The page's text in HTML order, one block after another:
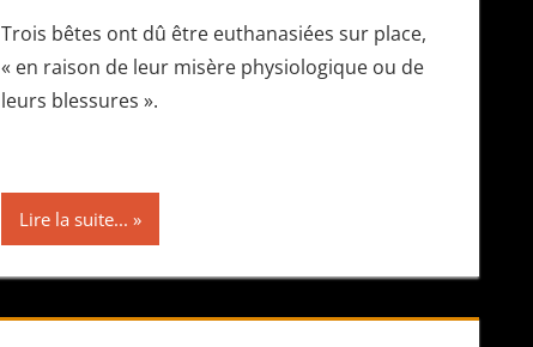
Trois bêtes ont dû être euthanasiées sur place,
« en raison de leur misère physiologique ou de
leurs blessures ».
Lire la suite...